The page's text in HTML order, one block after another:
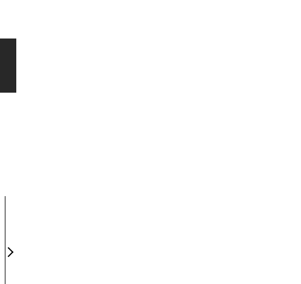
る、AIを超える人の価値